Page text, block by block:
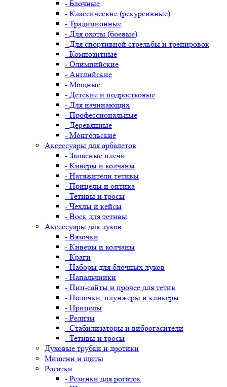
- Блочные
- Классические (рекурсивные)
- Традиционные
- Для охоты (боевые)
- Для спортивной стрельбы и тренировок
- Композитные
- Олимпийские
- Английские
- Мощные
- Детские и подростковые
- Для начинающих
- Профессиональные
- Деревянные
- Монгольские
Аксессуары для арбалетов
- Запасные плечи
- Киверы и колчаны
- Натяжители тетивы
- Прицелы и оптика
- Тетивы и тросы
- Чехлы и кейсы
- Воск для тетивы
Аксессуары для луков
- Вязочки
- Киверы и колчаны
- Краги
- Наборы для блочных луков
- Напальчники
- Пип-сайты и прочее для тетив
- Полочки, плунжеры и кликеры
- Прицелы
- Релизы
- Стабилизаторы и виброгасители
- Тетивы и тросы
Духовые трубки и дротики
Мишени и щиты
Рогатки
- Резинки для рогаток